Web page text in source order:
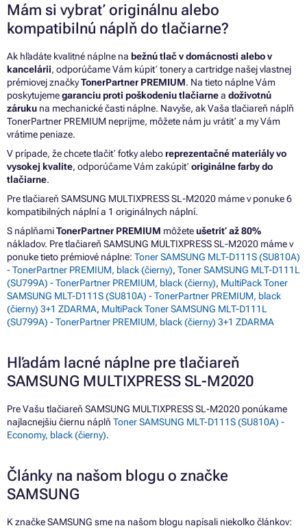
Mám si vybrať originálnu alebo
kompatibilnú náplň do tlačiarne?
Ak hľadáte kvalitné náplne na bežnú tlač v domácnosti alebo v
kancelárii, odporúčame Vám kúpiť tonery a cartridge našej vlastnej
prémiovej značkyTonerPartner PREMIUM. Na tieto náplne Vám
poskytujemegaranciu proti poškodeniu tlačiarnea doživotnú
záruku na mechanické časti náplne. Navyše, ak Vaša tlačiareň náplň
TonerPartner PREMIUM neprijme, môžete nám ju vrátiť a my Vám
vrátime peniaze.
V prípade, že chcete tlačiť fotky aleboreprezentačné materiály vo
vysokej kvalite, odporúčame Vám zakúpiť originálne farby do
tlačiarne.
Pre tlačiareň SAMSUNG MULTIXPRESS SL-M2020 máme v ponuke 6
kompatibilných náplní a 1 originálnych náplní.
S náplňamiTonerPartner PREMIUM môžeteušetriť až 80%
nákladov. Pre tlačiareň SAMSUNG MULTIXPRESS SL-M2020 máme v
ponuke tieto prémiové náplne: Toner SAMSUNG MLT-D111S (SU810A)
- TonerPartner PREMIUM, black (čierny), Toner SAMSUNG MLT-D111L
(SU799A) - TonerPartner PREMIUM, black (čierny), MultiPack Toner
SAMSUNG MLT-D111S (SU810A) - TonerPartner PREMIUM, black
(čierny) 3+1 ZDARMA, MultiPack Toner SAMSUNG MLT-D111L
(SU799A) - TonerPartner PREMIUM, black (čierny) 3+1 ZDARMA
Hľadám lacné náplne pre tlačiareň
SAMSUNG MULTIXPRESS SL-M2020
Pre Vašu tlačiareň SAMSUNG MULTIXPRESS SL-M2020 ponúkame
najlacnejšiu čiernu náplň Toner SAMSUNG MLT-D111S (SU810A) -
Economy, black (čierny).
Články na našom blogu o značke
SAMSUNG
K značke SAMSUNG sme na našom blogu napísali niekoľko článkov: